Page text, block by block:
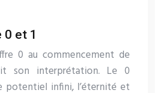
0 et 1
0 au commencement de
son interprétation. Le 0
potentiel infini, l’éternité et